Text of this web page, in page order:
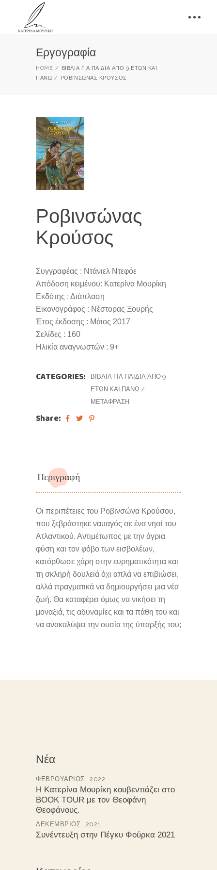
Εργογραφία
HOME
ΒΙΒΛΊΑ ΓΙΑ ΠΑΙΔΙΆ ΑΠΌ 9 ΕΤΏΝ ΚΑΙ
ΠΆΝΩ
ΡΟΒΙΝΣΏΝΑΣ ΚΡΟΎΣΟΣ
Ροβινσώνας
Κρούσος
Συγγραφέας : Ντάνιελ Ντεφόε
Απόδοση κειμένου: Κατερίνα Μουρίκη
Εκδότης : Διάπλαση
Εικονογράφος : Νέστορας Ξουρής
Έτος έκδοσης : Μάιος 2017
Σελίδες : 160
Ηλικία αναγνωστών : 9+
CATEGORIES:
ΒΙΒΛΊΑ ΓΙΑ ΠΑΙΔΙΆ ΑΠΌ 9
ΕΤΏΝ ΚΑΙ ΠΆΝΩ /
ΜΕΤΆΦΡΑΣΗ
Share:
Περιγραφή
Οι περιπέτειες του Ροβινσώνα Κρούσου,
που ξεβράστηκε ναυαγός σε ένα νησί του
Ατλαντικού. Αντιμέτωπος με την άγρια
φύση και τον φόβο των εισβολέων,
κατόρθωσε χάρη στην ευρηματικότητα και
τη σκληρή δουλειά όχι απλά να επιβιώσει,
αλλά πραγματικά να δημιουργήσει μια νέα
ζωή. Θα καταφέρει όμως να νικήσει τη
μοναξιά, τις αδυναμίες και τα πάθη του και
να ανακαλύψει την ουσία της ύπαρξής του;
Νέα
ΦΕΒΡΟΥΆΡΙΟΣ , 2022
Η Κατερίνα Μουρίκη κουβεντιάζει στο
BOOK TOUR με τον Θεοφάνη
Θεοφάνους.
ΔΕΚΈΜΒΡΙΟΣ , 2021
Συνέντευξη στην Πέγκυ Φούρκα 2021